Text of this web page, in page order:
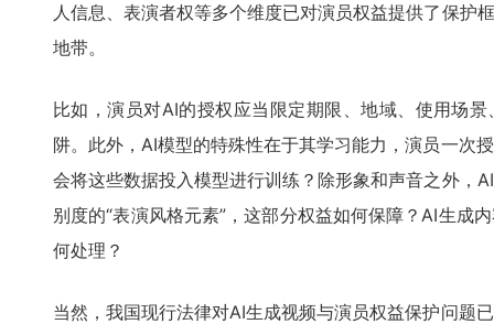
人信息、表演者权等多个维度已对演员权益提供了保护
地带。
比如，演员对AI的授权应当限定期限、地域、使用场
阱。此外，AI模型的特殊性在于其学习能力，演员一次
会将这些数据投入模型进行训练？除形象和声音之外，
别度的“表演风格元素”，这部分权益如何保障？AI生成
何处理？
当然，我国现行法律对AI生成视频与演员权益保护问题